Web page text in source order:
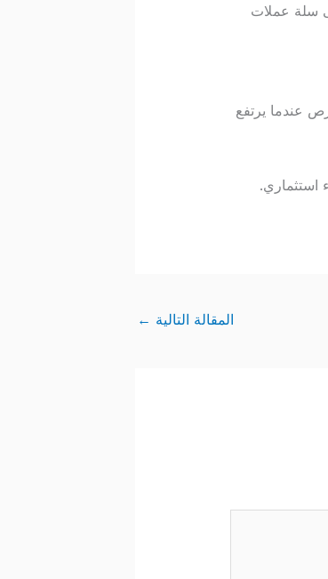
سلة عملات
عندما يرتفع
استثماري.
المقالة التالية ←